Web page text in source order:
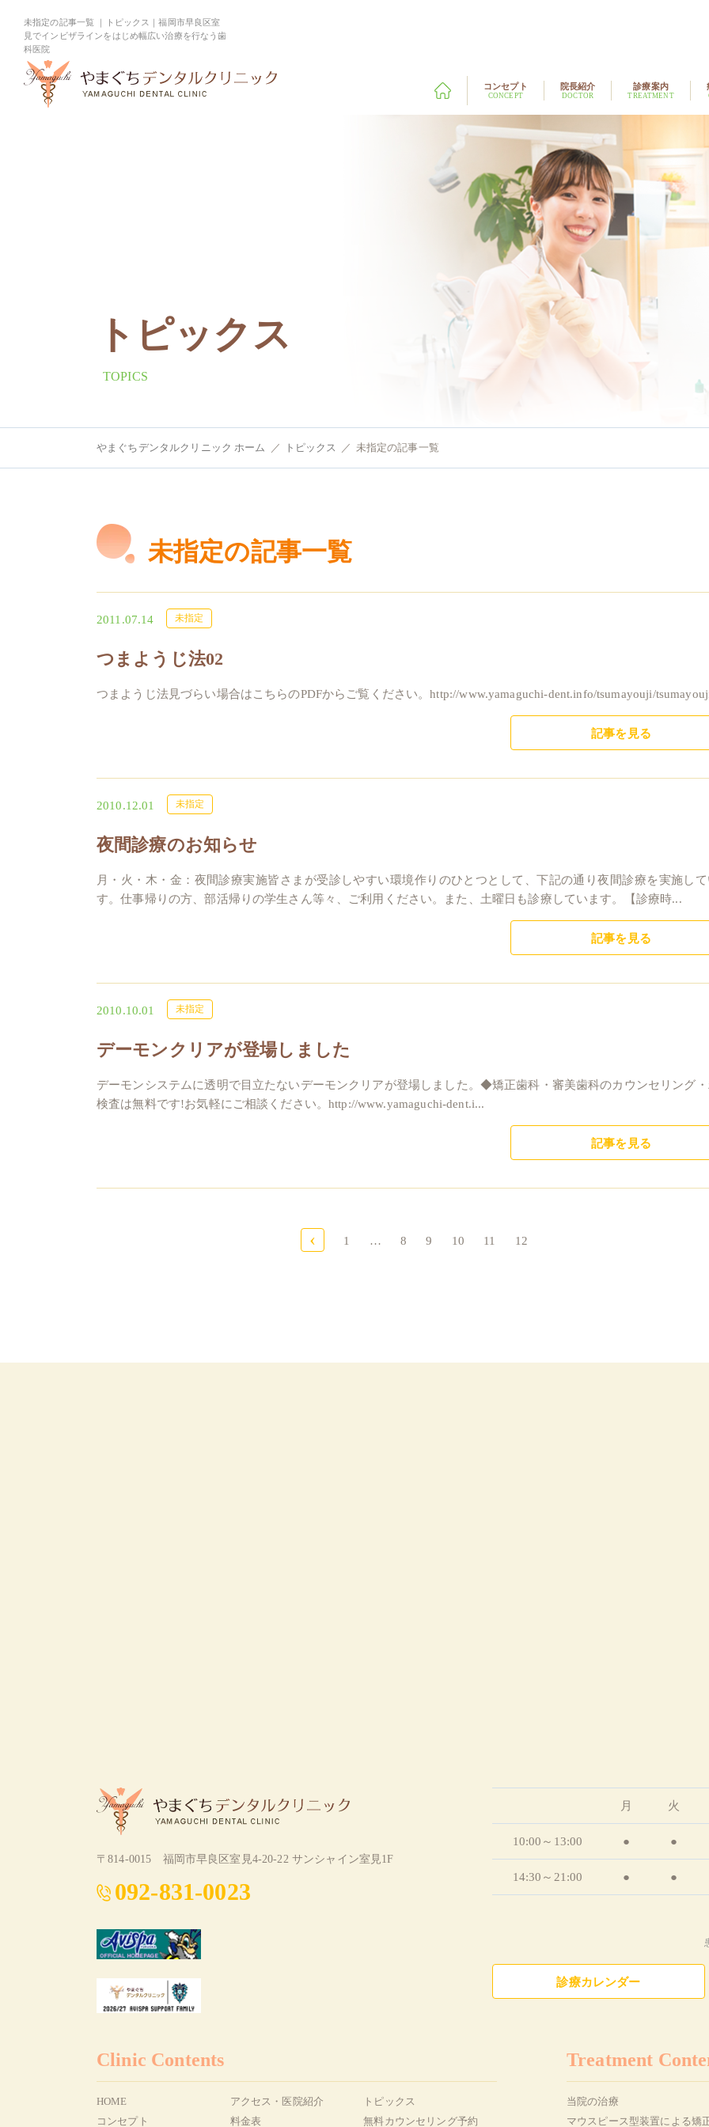
未指定の記事一覧 ｜トピックス｜福岡市早良区室
見でインビザラインをはじめ幅広い治療を行なう歯
科医院
コンセプト
CONCEPT
院長紹介
DOCTOR
診療案内
TREATMENT
マウスピース型装着による矯正
（インビザライン）
審美的歯科治療 入れ歯 ホワイ
トピックス
TOPICS
やまぐちデンタルクリニック ホーム トピックス 未指定の記事一覧
未指定の記事一覧
2011.07.14 未指定
つまようじ法02
つまようじ法見づらい場合はこちらのPDFからご覧ください。http://www.yamaguchi-dent.info/tsumayouji/
記事を見る
2010.12.01 未指定
夜間診療のお知らせ
月・火・木・金：夜間診療実施皆さまが受診しやすい環境作りのひとつとして、下記の通り夜間診療を実施し
す。仕事帰りの方、部活帰りの学生さん等々、ご利用ください。また、土曜日も診療しています。【診療時...
記事を見る
2010.10.01 未指定
デーモンクリアが登場しました
デーモンシステムに透明で目立たないデーモンクリアが登場しました。◆矯正歯科・審美歯科のカウンセリング
検査は無料です!お気軽にご相談ください。http://www.yamaguchi-dent.i...
記事を見る
‹ 1 … 8 9 10 11 12
〒814-0015 福岡市早良区室見4-20-22 サンシャイン室見1F
092-831-0023
月 火
10:00～13:00 ● ●
14:30～21:00 ● ●
診療カレンダー
Clinic Contents
HOME アクセス・医院紹介
トピックス
コンセプト
料金表 無料カウンセリング予約
Treatment
当院の治療
マウスピース型装置による矯